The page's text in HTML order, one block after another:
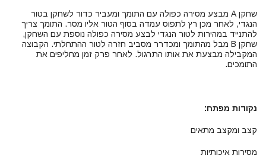
שחקן A מבצע מסירה כפולה עם התומך ומעביר כדור לשחקן בטור
הנגדי, לאחר מכן רץ לתפוס עמדה בסוף הטור אליו מסר. התומך צריך
להתנייד במהירות לטור הנגדי לבצע מסירה כפולה נוספת עם השחקן,
שחקן B מבל מהתומך ומכדרר מסביב חזרה לטור ההתחלתי. הקבוצה
המקבילה מבצעת את אותו התרגול. לאחר פרק זמן מחליפים את
התומכים.
נקודות מפתח:
קצב ומקצב מתאים
מסירות איכותיות